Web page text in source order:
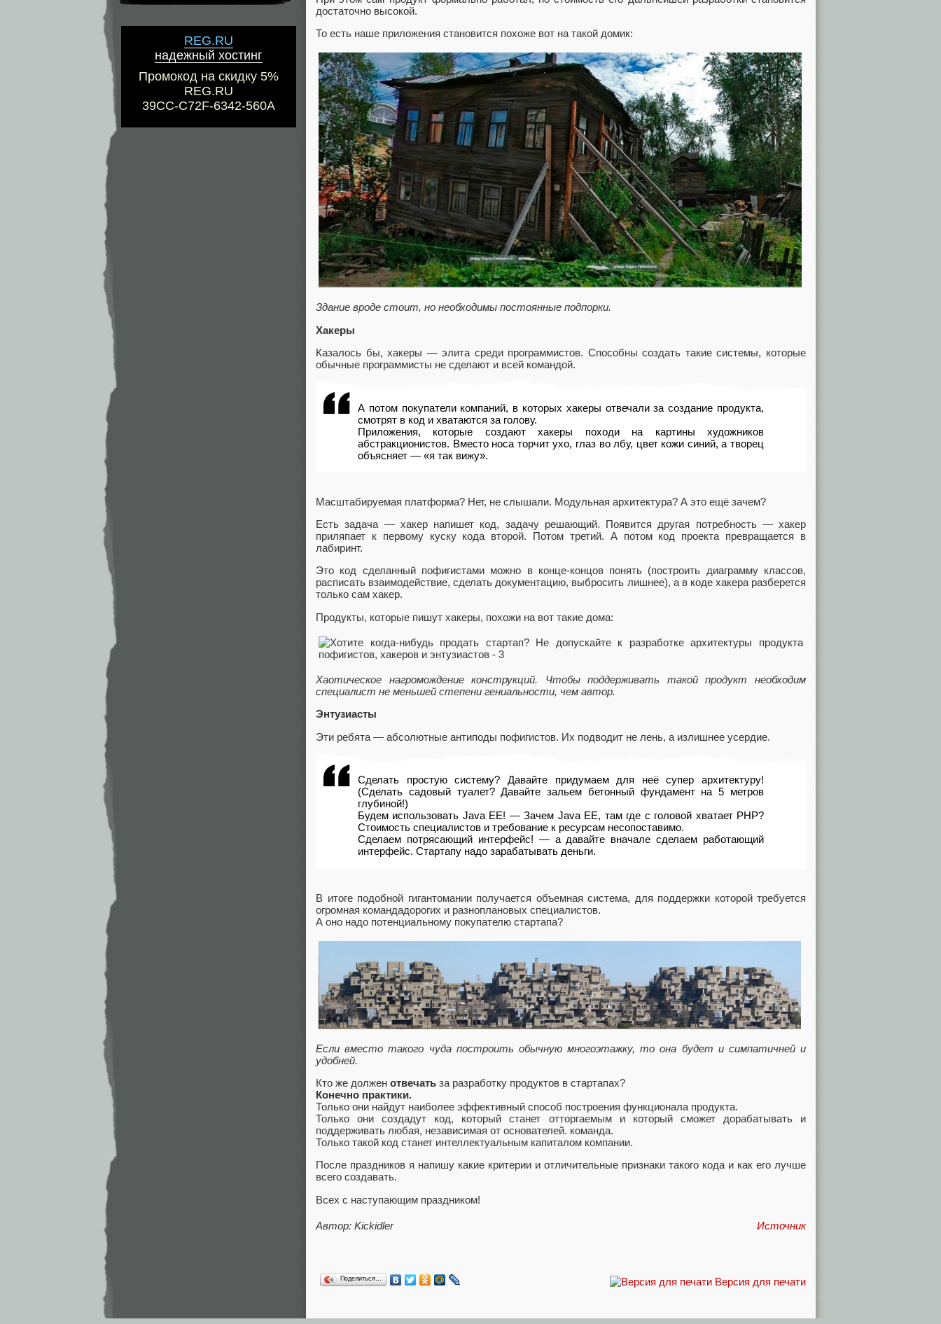
REG.RU
надежный хостинг
Промокод на скидку 5%
REG.RU
39CC-C72F-6342-560A
достаточно высокой.
То есть наше приложения становится похоже вот на такой домик:
Здание вроде стоит, но необходимы постоянные подпорки.
Хакеры
Казалось бы, хакеры — элита среди программистов. Способны создать такие системы, которые
обычные программисты не сделают и всей командой.
А потом покупатели компаний, в которых хакеры отвечали за создание продукта,
смотрят в код и хватаются за голову.
Приложения, которые создают хакеры походи на картины художников
абстракционистов. Вместо носа торчит ухо, глаз во лбу, цвет кожи синий, а творец
объясняет — «я так вижу».
Масштабируемая платформа? Нет, не слышали. Модульная архитектура? А это ещё зачем?
Есть задача — хакер напишет код, задачу решающий. Появится другая потребность — хакер
приляпает к первому куску кода второй. Потом третий. А потом код проекта превращается в
лабиринт.
Это код сделанный пофигистами можно в конце-концов понять (построить диаграмму классов,
расписать взаимодействие, сделать документацию, выбросить лишнее), а в коде хакера разберется
только сам хакер.
Продукты, которые пишут хакеры, похожи на вот такие дома:
Хаотическое нагромождение конструкций. Чтобы поддерживать такой продукт необходим
специалист не меньшей степени гениальности, чем автор.
Энтузиасты
Эти ребята — абсолютные антиподы пофигистов. Их подводит не лень, а излишнее усердие.
Сделать простую систему? Давайте придумаем для неё супер архитектуру!
(Сделать садовый туалет? Давайте зальем бетонный фундамент на 5 метров
глубиной!)
Будем использовать Java EE! — Зачем Java EE, там где с головой хватает PHP?
Стоимость специалистов и требование к ресурсам несопоставимо.
Сделаем потрясающий интерфейс! — а давайте вначале сделаем работающий
интерфейс. Стартапу надо зарабатывать деньги.
В итоге подобной гигантомании получается объемная система, для поддержки которой требуется
огромная командадорогих и разноплановых специалистов.
А оно надо потенциальному покупателю стартапа?
Если вместо такого чуда построить обычную многоэтажку, то она будет и симпатичней и
удобней.
Кто же должен отвечать за разработку продуктов в стартапах?
Конечно практики.
Только они найдут наиболее эффективный способ построения функционала продукта.
Только они создадут код, который станет отторгаемым и который сможет дорабатывать и
поддерживать любая, независимая от основателей. команда.
Только такой код станет интеллектуальным капиталом компании.
После праздников я напишу какие критерии и отличительные признаки такого кода и как его лучше
всего создавать.
Всех с наступающим праздником!
Автор: Kickidler Источник
Версия для печати
Поделиться…